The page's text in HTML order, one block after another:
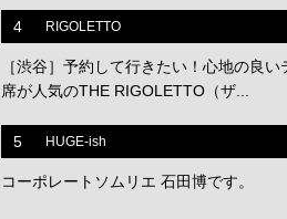
4 RIGOLETTO
［渋谷］予約して行きたい！心地の良い
席が人気のTHE RIGOLETTO（ザ...
5 HUGE-ish
コーポレートソムリエ 石田博です。